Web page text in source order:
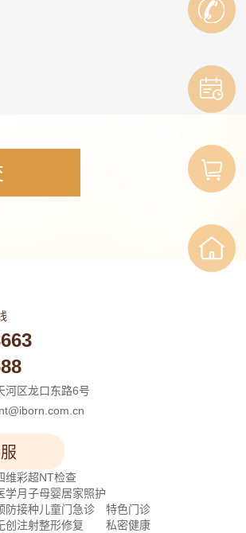
河区龙口东路6号
维彩超
学月子
防接种
创注射
NT检查
母婴居家照护
儿童门急诊
整形修复
特色门诊
私密健康
